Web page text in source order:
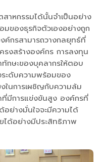
าหกรรมได้นั้นจำเป็นอย่าง
มของธุรกิจตัวเองอย่างถูก
ค์กรสามารถวางกลยุทธ์ที่
ครงสร้างองค์กร การลงทุน
กษะของบุคลากรให้ตอบ
ะดับความพร้อมของ
ในการเผชิญกับความล้ม
ที่มีการแข่งขันสูง องค์กรที่
ย่างมั่นใจจะมีความได้
ได้อย่างมีประสิทธิภาพ